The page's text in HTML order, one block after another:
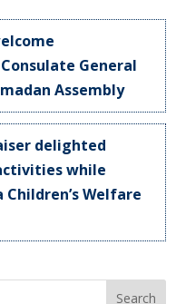
General
Assembly
delighted
while
Welfare
Search